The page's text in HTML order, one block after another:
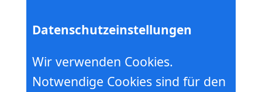
Hebebühnen- Minikranverleih
Datenschutzeinstellungen
Wir verwenden Cookies.
Notwendige Cookies sind für den